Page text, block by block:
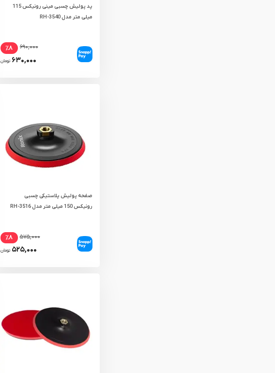
پد پولیش چسبی مینی رونیکس 115
میلی‌ متر مدل RH-3540
۶۹۰,۰۰۰ ٪۸
۶۳۰,۰۰۰ تومان
صفحه پولیش پلاستیکی چسبی
رونیکس 150 میلی‌ متر مدل RH-3516
۵۷۵,۰۰۰ ٪۸
۵۲۵,۰۰۰ تومان